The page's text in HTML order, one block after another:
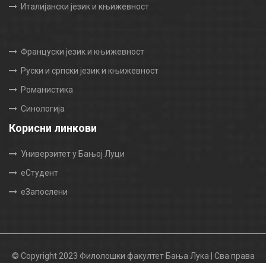
Италијански језик и књижевност
Француски језик и књижевност
Руски и српски језик и књижевност
Романистика
Синологија
Корисни линкови
Универзитет у Бањој Луци
еСтудент
еЗапослени
© Copyright 2023 Филолошки факултет Бања Лука | Сва права